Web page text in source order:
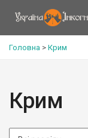
Головна > Крим
Крим